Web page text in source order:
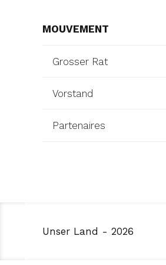
MOUVEMENT
Grosser Rat
Vorstand
Partenaires
Unser Land - 2026